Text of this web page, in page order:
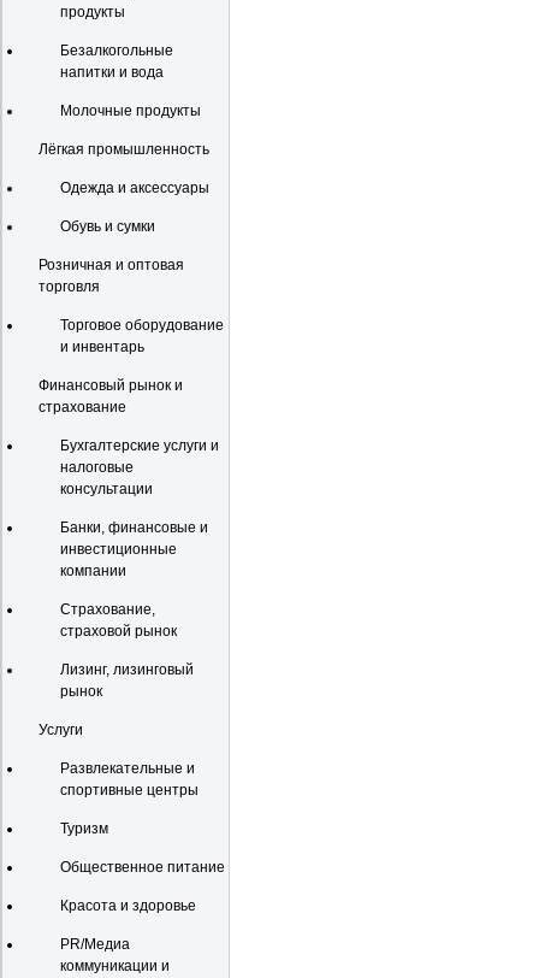
продукты
Безалкогольные
напитки и вода
Молочные продукты
Лёгкая промышленность
Одежда и аксессуары
Обувь и сумки
Розничная и оптовая
торговля
Торговое оборудование
и инвентарь
Финансовый рынок и
страхование
Бухгалтерские услуги и
налоговые
консультации
Банки, финансовые и
инвестиционные
компании
Страхование,
страховой рынок
Лизинг, лизинговый
рынок
Услуги
Развлекательные и
спортивные центры
Туризм
Общественное питание
Красота и здоровье
PR/Медиа
коммуникации и